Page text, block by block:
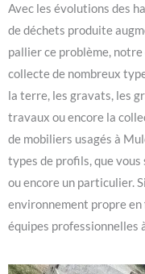
Avec les évolutions des
de déchets produite
pallier ce problème, notre
collecte de nombreux
la terre, les gravats, les
travaux ou encore la
de mobiliers usagés à
types de profils, que
ou encore un particulier.
environnement propre en
équipes professionnelles